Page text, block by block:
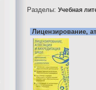
Разделы: Учебная
Лицензирование,